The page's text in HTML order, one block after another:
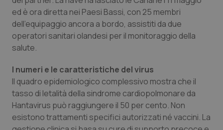
Quotidiano Cardiologia
Quotidiano Chirurgia
Quotidiano Oncologia
Quotidiano Pediatria
Rene & patologie urogenitali
ed è ora diretta nei Paesi Bassi, con 25 membri
dell’equipaggio ancora a bordo, assistiti da due
operatori sanitari olandesi per il monitoraggio della
salute.
I numeri e le caratteristiche del virus
Il quadro epidemiologico complessivo mostra che il
tasso di letalità della sindrome cardiopolmonare da
Hantavirus può raggiungere il 50 per cento. Non
esistono trattamenti specifici autorizzati né vaccini. La